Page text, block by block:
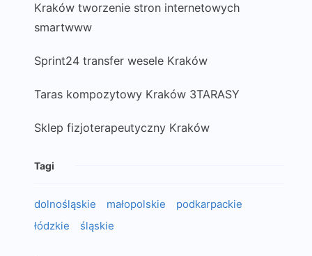
Kraków tworzenie stron internetowych
smartwww
Sprint24 transfer wesele Kraków
Taras kompozytowy Kraków 3TARASY
Sklep fizjoterapeutyczny Kraków
Tagi
dolnośląskie małopolskie
podkarpackie
łódzkie
śląskie